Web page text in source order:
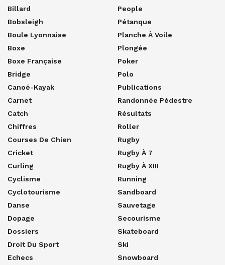
Billard
Bobsleigh
Boule Lyonnaise
Boxe
Boxe Française
Bridge
Canoë-Kayak
Carnet
Catch
Chiffres
Courses De Chien
Cricket
Curling
Cyclisme
Cyclotourisme
Danse
Dopage
Dossiers
Droit Du Sport
Echecs
People
Pétanque
Planche À Voile
Plongée
Poker
Polo
Publications
Randonnée Pédestre
Résultats
Roller
Rugby
Rugby À 7
Rugby À XIII
Running
Sandboard
Sauvetage
Secourisme
Skateboard
Ski
Snowboard